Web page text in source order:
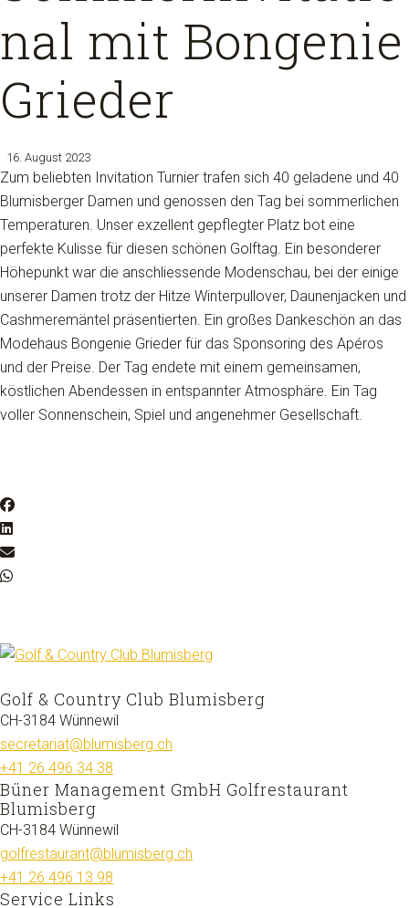
nal mit Bongenie
Grieder
16. August 2023
Zum beliebten Invitation Turnier trafen sich 40 geladene und 40
Blumisberger Damen und genossen den Tag bei sommerlichen
Temperaturen. Unser exzellent gepflegter Platz bot eine
perfekte Kulisse für diesen schönen Golftag. Ein besonderer
Höhepunkt war die anschliessende Modenschau, bei der einige
unserer Damen trotz der Hitze Winterpullover, Daunenjacken und
Cashmeremäntel präsentierten. Ein großes Dankeschön an das
Modehaus Bongenie Grieder für das Sponsoring des Apéros
und der Preise. Der Tag endete mit einem gemeinsamen,
köstlichen Abendessen in entspannter Atmosphäre. Ein Tag
voller Sonnenschein, Spiel und angenehmer Gesellschaft.
Golf & Country Club Blumisberg
CH-3184 Wünnewil
secretariat@blumisberg.ch
+41 26 496 34 38
Büner Management GmbH Golfrestaurant
Blumisberg
CH-3184 Wünnewil
golfrestaurant@blumisberg.ch
+41 26 496 13 98
Service Links